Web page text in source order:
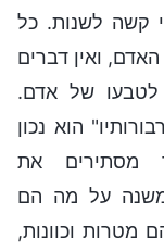
קשה לשנות. כל
ואין דברים
לטבעו של אדם.
הוא נכון
מסתירים את
משנה על מה הם
מטרות וכוונות,